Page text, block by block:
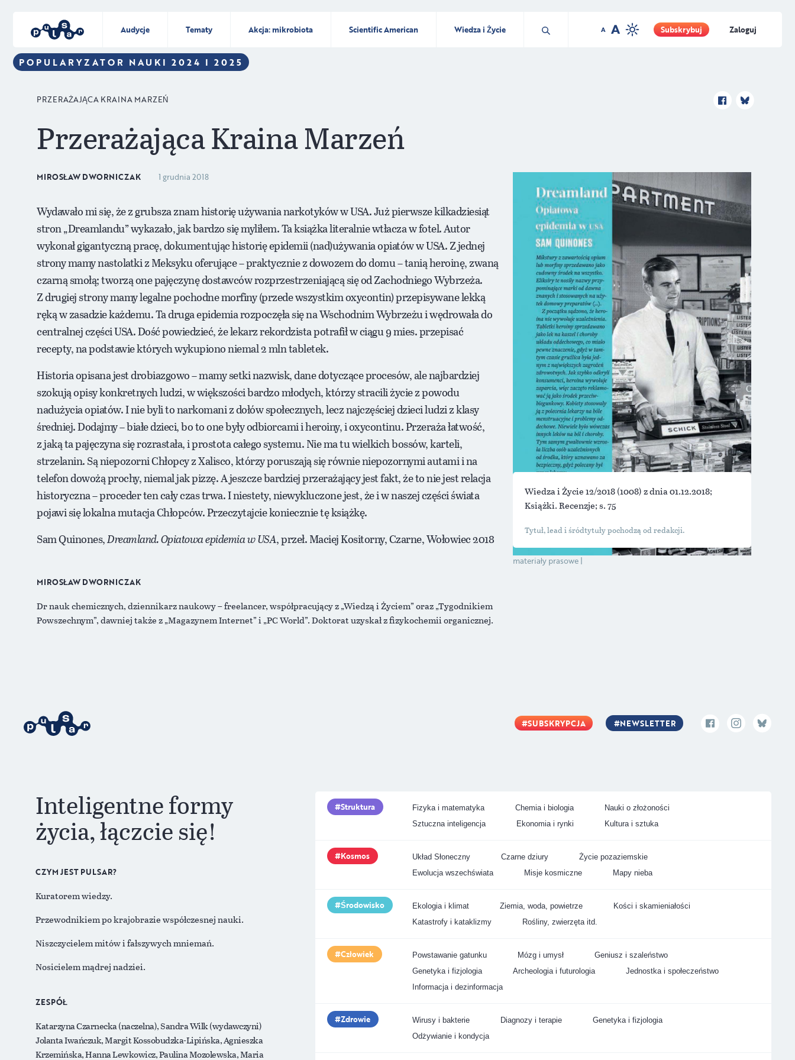
POPULARYZATOR NAUKI 2024 I 2025
Audycje Tematy Akcja: mikrobiota Scientific American Wiedza i Życie Subskrybuj Zaloguj
PRZERAŻAJĄCA KRAINA MARZEŃ
Przerażająca Kraina Marzeń
materiały prasowe
MIROSŁAW DWORNICZAK 1 grudnia 2018
Wydawało mi się, że z grubsza znam historię używania narkotyków w USA. Już pierwsze kilkadziesiąt
stron „Dreamlandu” wykazało, jak bardzo się myliłem. Ta książka literalnie wtłacza w fotel. Autor
wykonał gigantyczną pracę, dokumentując historię epidemii (nad)używania opiatów w USA. Z jednej
strony mamy nastolatki z Meksyku oferujące – praktycznie z dowozem do domu – tanią heroinę, zwaną
czarną smołą; tworzą one pajęczynę dostawców rozprzestrzeniającą się od Zachodniego Wybrzeża.
Z drugiej strony mamy legalne pochodne morfiny (przede wszystkim oxycontin) przepisywane lekką
ręką w zasadzie każdemu. Ta druga epidemia rozpoczęła się na Wschodnim Wybrzeżu i wędrowała do
centralnej części USA. Dość powiedzieć, że lekarz rekordzista potrafił w ciągu 9 mies. przepisać
recepty, na podstawie których wykupiono niemal 2 mln tabletek.
Historia opisana jest drobiazgowo – mamy setki nazwisk, dane dotyczące procesów, ale najbardziej
szokują opisy konkretnych ludzi, w większości bardzo młodych, którzy stracili życie z powodu
nadużycia opiatów. I nie byli to narkomani z dołów społecznych, lecz najczęściej dzieci ludzi z klasy
średniej. Dodajmy – białe dzieci, bo to one były odbiorcami i heroiny, i oxycontinu. Przeraża łatwość,
z jaką ta pajęczyna się rozrastała, i prostota całego systemu. Nie ma tu wielkich bossów, karteli,
strzelanin. Są niepozorni Chłopcy z Xalisco, którzy poruszają się równie niepozornymi autami i na
telefon dowożą prochy, niemal jak pizzę. A jeszcze bardziej przerażający jest fakt, że to nie jest relacja
historyczna – proceder ten cały czas trwa. I niestety, niewykluczone jest, że i w naszej części świata
pojawi się lokalna mutacja Chłopców. Przeczytajcie koniecznie tę książkę.
Sam Quinones,Dreamland. Opiatowa epidemia w USA, przeł. Maciej Kositorny, Czarne, Wołowiec 2018
Wiedza i Życie 12/2018(1008) z dnia 01.12.2018;
Książki. Recenzje; s. 75
MIROSŁAW DWORNICZAK
Dr nauk chemicznych, dziennikarz naukowy – freelancer, współpracujący z „Wiedzą i Życiem” oraz „Tygodnikiem
Powszechnym”, dawniej także z „Magazynem Internet” i „PC World”. Doktorat uzyskał z fizykochemii organicznej.
SUBSKRYPCJA NEWSLETTER
Inteligentne formy
życia, łączcie się!
CZYM JEST PULSAR?
Kuratorem wiedzy.
Przewodnikiem po krajobrazie współczesnej nauki.
Niszczycielem mitów i fałszywych mniemań.
Nosicielem mądrej nadziei.
ZESPÓŁ
Katarzyna Czarnecka (naczelna), Sandra Wilk (wydawczyni)
Jolanta Iwańczuk, Margit Kossobudzka-Lipińska, Agnieszka
Krzemińska, Hanna Lewkowicz, Paulina Mozolewska, Maria
Struktura Fizyka i matematyka Chemia i biologia
Nauki o złożoności
Sztuczna inteligencja
Ekonomia i rynki Kultura i sztuka
Kosmos Układ Słoneczny Czarne dziury
Życie pozaziemskie
Ewolucja wszechświata
Misje kosmiczne Mapy nieba
Środowisko Ekologia i klimat Ziemia, woda, powietrze
Kości i skamieniałości
Katastrofy i kataklizmy
Rośliny, zwierzęta itd.
Człowiek Powstawanie gatunku Mózg i umysł
Geniusz i szaleństwo
Genetyka i fizjologia
Archeologia i futurologia
Jednostka i społeczeństwo
Informacja i dezinformacja
Zdrowie Wirusy i bakterie Diagnozy i terapie
Genetyka i fizjologia
Odżywianie i kondycja